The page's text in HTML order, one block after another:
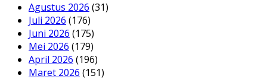
Agustus 2026 (31)
Juli 2026 (176)
Juni 2026 (175)
Mei 2026 (179)
April 2026 (196)
Maret 2026 (151)